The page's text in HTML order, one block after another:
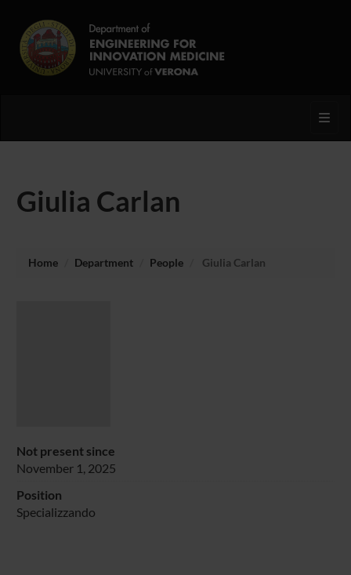
Giulia Carlan
Home Department People Giulia Carlan
Not present since
November 1, 2025
Position
Specializzando